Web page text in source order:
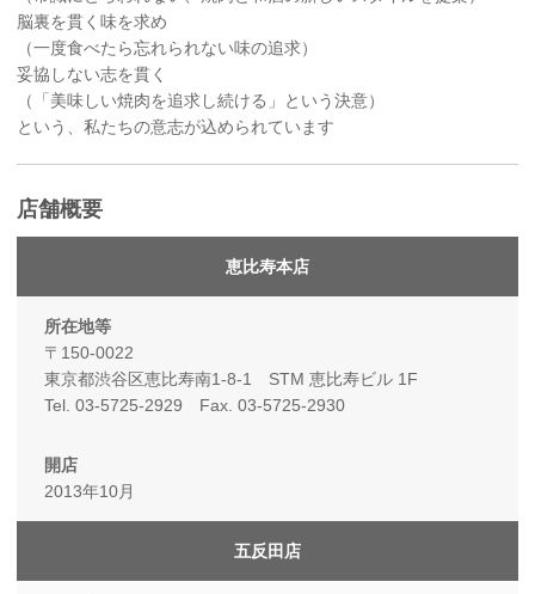
脳裏を貫く味を求め
（一度食べたら忘れられない味の追求）
妥協しない志を貫く
（「美味しい焼肉を追求し続ける」という決意）
という、私たちの意志が込められています
店舗概要
恵比寿本店
〒150-0022
東京都渋谷区恵比寿南1-8-1 STM 恵比寿ビル 1F
Tel. 03-5725-2929 Fax. 03-5725-2930
2013年10月
五反田店